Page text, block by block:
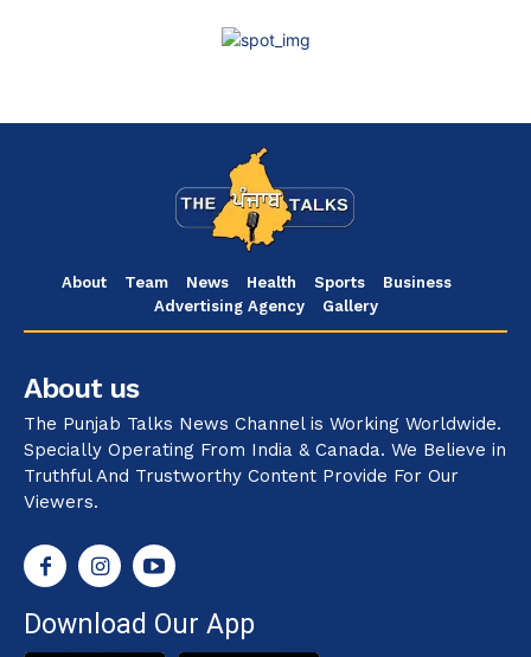
About Team News Health Sports
Business
Advertising Agency
Gallery
About us
The Punjab Talks News Channel is Working Worldwide.
Specially Operating From India & Canada. We Believe in
Truthful And Trustworthy Content Provide For Our
Viewers.
Download Our App